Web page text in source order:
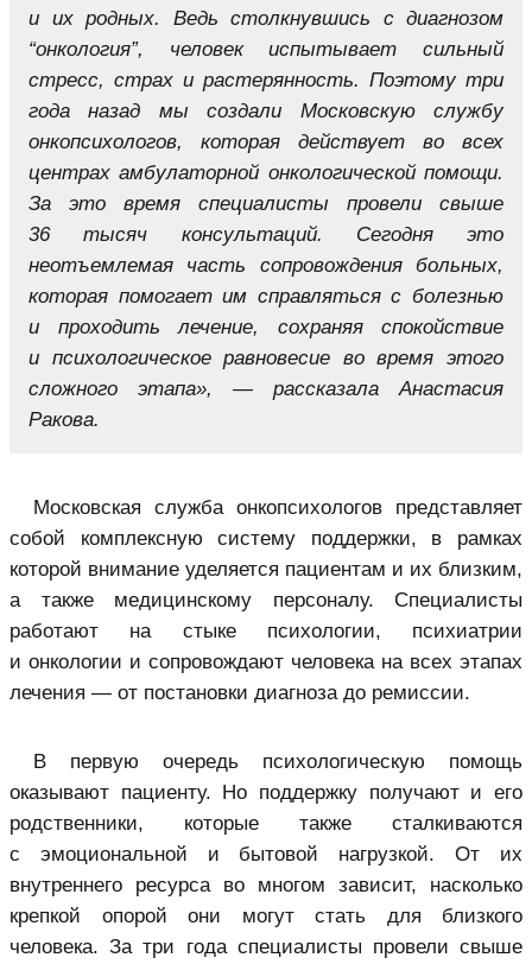
и их родных. Ведь столкнувшись с диагнозом
“онкология”, человек испытывает сильный
стресс, страх и растерянность. Поэтому три
года назад мы создали Московскую службу
онкопсихологов, которая действует во всех
центрах амбулаторной онкологической помощи.
За это время специалисты провели свыше
36 тысяч консультаций. Сегодня это
неотъемлемая часть сопровождения больных,
которая помогает им справляться с болезнью
и проходить лечение, сохраняя спокойствие
и психологическое равновесие во время этого
сложного этапа», — рассказала Анастасия
Ракова.
Московская служба онкопсихологов представляет
собой комплексную систему поддержки, в рамках
которой внимание уделяется пациентам и их близким,
а также медицинскому персоналу. Специалисты
работают на стыке психологии, психиатрии
и онкологии и сопровождают человека на всех этапах
лечения — от постановки диагноза до ремиссии.
В первую очередь психологическую помощь
оказывают пациенту. Но поддержку получают и его
родственники, которые также сталкиваются
с эмоциональной и бытовой нагрузкой. От их
внутреннего ресурса во многом зависит, насколько
крепкой опорой они могут стать для близкого
человека. За три года специалисты провели свыше